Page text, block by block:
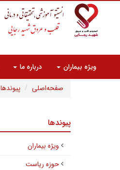
ویژه بیماران درباره ما
صفحه‌اصلی
پیوندها
پیوندها
ویژه بیماران
حوزه ریاست